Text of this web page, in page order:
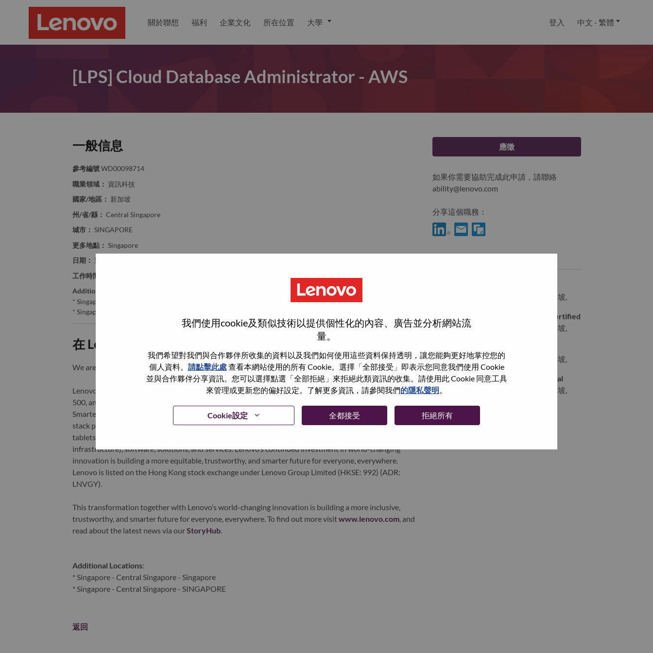
我們使用cookie及類似技術以提供個性化的內容、廣告並分析網站流
量。
我們希望對我們與合作夥伴所收集的資料以及我們如何使用這些資料保持透明，讓您能夠更好地掌控您的
個人資料。 請點擊此處查看本網站使用的所有 Cookie。選擇「全部接受」即表示您同意我們使用 Cookie
並與合作夥伴分享資訊。您可以選擇點選「全部拒絕」來拒絕此類資訊的收集。請使用此 Cookie 同意工具
來管理或更新您的偏好設定。了解更多資訊，請參閱我們的隱私聲明
Cookie設定 全都接受 拒絕所有
關於聯想 福利 企業文化 所在位置 大學 登入 中文 - 繁體
[LPS] Cloud Database Administrator - AWS
一般信息
參考編號 WD00098714
職業領域： 資訊科技
國家/地區： 新加坡
州/省/縣： Central Singapore
城市： SINGAPORE
更多地點： Singapore
日期： 週三, 六月 10, 2026
工作時間：
Additional Locations
* Singapore - Central Singapore - Singapore
* Singapore - Central Singapore - SINGAPORE
在 Lenovo 工作的好處
We are Lenovo. We do what we say. We own what we do. We WOW our customers.
Lenovo is a US$83 billion revenue global technology powerhouse, ranked #196 in the Fortune Global
500, and serving millions of customers every day in 180 markets. Focused on a bold vision to deliver
Smarter Technology for All, Lenovo has built on its success as the world’s largest PC company with a full-
stack portfolio of AI-enabled, AI-ready, and AI-optimized devices (PCs, workstations, smartphones,
tablets), infrastructure (server, storage, edge, high performance computing and software defined
infrastructure), software, solutions, and services. Lenovo’s continued investment in world-changing
innovation is building a more equitable, trustworthy, and smarter future for everyone, everywhere.
Lenovo is listed on the Hong Kong stock exchange under Lenovo Group Limited (HKSE: 992) (ADR:
LNVGY).
This transformation together with Lenovo’s world-changing innovation is building a more inclusive,
trustworthy, and smarter future for everyone, everywhere. To find out more visitwww.lenovo.com, and
read about the latest news via our StoryHub.
Additional Locations:
* Singapore - Central Singapore - Singapore
* Singapore - Central Singapore - SINGAPORE
返回
應徵
如果你需要協助完成此申請，請聯絡
ability@lenovo.com
分享這個職務：
SINGAPORE, Central Singapore, 新加坡,
[LPS] AWS Operations Lead - ITIL Certified
SINGAPORE, Central Singapore, 新加坡,
SINGAPORE, Central Singapore, 新加坡,
[LPS] Network Engineer - Contractual
SINGAPORE, Central Singapore, 新加坡,
瀏覽全部